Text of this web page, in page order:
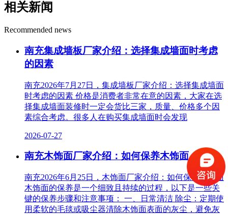
相关新闻
Recommended news
南充集成墙板厂家介绍：选择集成墙面时考虑
的因素
南充2026年7月27日，集成墙板厂家介绍：选择集成墙面
时考虑的因素 价格是消费者非常在意的因素，大家在选
择集成墙面装修时一定会货比三家，质量、价格多个因
素综合考虑。很多人在购买集成墙面时会发现
2026-07-27
南充木饰面厂家介绍：如何保养木饰面
南充2026年6月25日，木饰面厂家介绍：如何保养木饰面
木饰面的保养是一个细致且持续的过程，以下是一些关
键的保养步骤和注意事项： 一、日常清洁 除尘：定期使
用柔软的毛毯或吸尘器清除木饰面表面的灰尘，避免灰